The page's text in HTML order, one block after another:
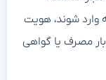
شوند، هویت
مصرف یا گواهی